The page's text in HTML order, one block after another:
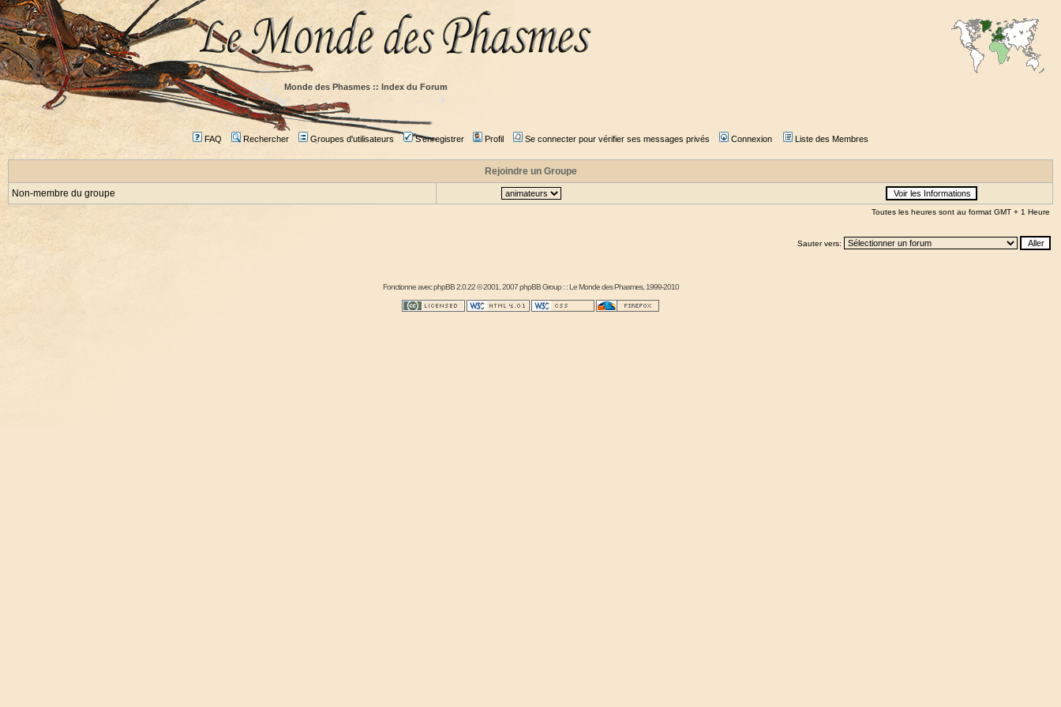
Monde des Phasmes :: Index du Forum
FAQ Rechercher Groupes d'utilisateurs S'enregistrer Profil Se connecter pour vérifier ses messages privés Connexion Liste des Membres
Rejoindre un Groupe
Non-membre du groupe
Toutes les heures sont au format GMT + 1 Heure
Sauter vers:
Fonctionne avecphpBB2.0.22 © 2001, 2007 phpBB Group : :Le Monde des Phasmes, 1999-2010